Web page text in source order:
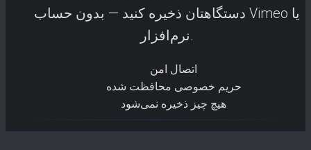
دستگاهتان ذخیره کنید — بدون حساب Vimeo یا
نرم‌افزار.
اتصال امن
حریم خصوصی محافظت شده
هیچ چیز ذخیره نمی‌شود